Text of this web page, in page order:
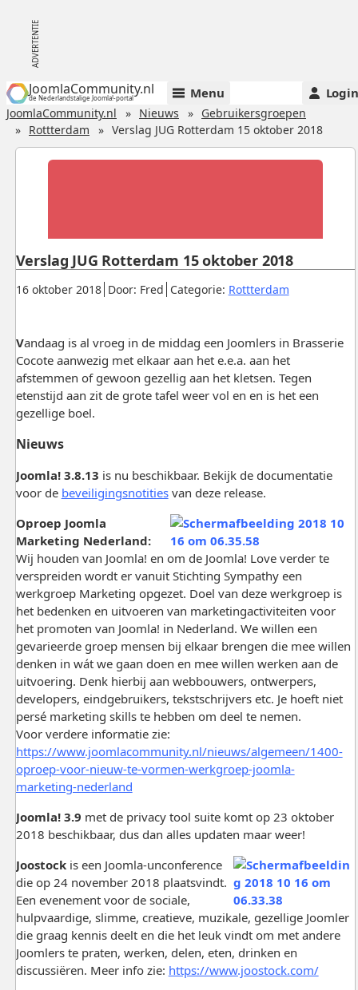
JoomlaCommunity.nl
de Nederlandstalige Joomla!-portal Menu Login
JoomlaCommunity.nl Nieuws
Gebruikersgroepen
Rottterdam
Verslag JUG Rotterdam 15 oktober 2018
Gepubliceerd:
16 oktober 2018. Door: Fred. Categorie: Rottterdam.
Verslag JUG Rotterdam 15 oktober 2018
Vandaag is al vroeg in de middag een Joomlers in Brasserie
Cocote aanwezig met elkaar aan het e.e.a. aan het
afstemmen of gewoon gezellig aan het kletsen. Tegen
etenstijd aan zit de grote tafel weer vol en en is het een
gezellige boel.
Nieuws
Joomla! 3.8.13 is nu beschikbaar. Bekijk de documentatie
voor de beveiligingsnotitiesvan deze release.
Oproep Joomla
Marketing Nederland:
Wij houden van Joomla! en om de Joomla! Love verder te
verspreiden wordt er vanuit Stichting Sympathy een
werkgroep Marketing opgezet. Doel van deze werkgroep is
het bedenken en uitvoeren van marketingactiviteiten voor
het promoten van Joomla! in Nederland. We willen een
gevarieerde groep mensen bij elkaar brengen die mee willen
denken in wát we gaan doen en mee willen werken aan de
uitvoering. Denk hierbij aan webbouwers, ontwerpers,
developers, eindgebruikers, tekstschrijvers etc. Je hoeft niet
persé marketing skills te hebben om deel te nemen.
Voor verdere informatie zie:
https://www.joomlacommunity.nl/nieuws/algemeen/1400-
oproep-voor-nieuw-te-vormen-werkgroep-joomla-
marketing-nederland
Joomla! 3.9 met de privacy tool suite komt op 23 oktober
2018 beschikbaar, dus dan alles updaten maar weer!
Joostockis een Joomla-unconference
die op 24 november 2018 plaatsvindt.
Een evenement voor de sociale,
hulpvaardige, slimme, creatieve, muzikale, gezellige Joomler
die graag kennis deelt en die het leuk vindt om met andere
Joomlers te praten, werken, delen, eten, drinken en
discussiëren. Meer info zie: https://www.joostock.com/